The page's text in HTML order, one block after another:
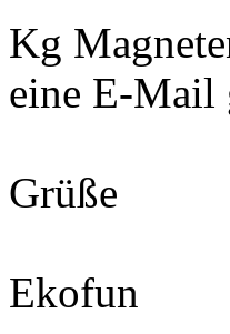
Kg
eine E-Mail
Grüße
Ekofun